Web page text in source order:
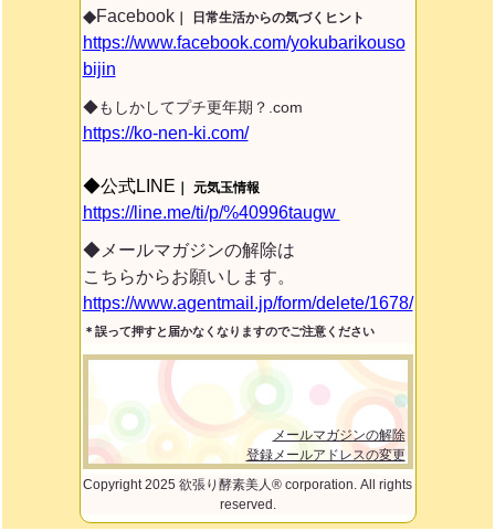
◆Facebook｜ 日常生活からの気づくヒント
https://www.facebook.com/yokubarikouso
bijin
◆もしかしてプチ更年期？.com
https://ko-nen-ki.com/
◆公式LINE ｜ 元気玉情報
https://line.me/ti/p/%40996taugw
◆メールマガジンの解除は
こちらからお願いします。
https://www.agentmail.jp/form/delete/1678/
＊誤って押すと届かなくなりますのでご注意ください
メールマガジンの解除
登録メールアドレスの変更
Copyright 2025 欲張り酵素美人® corporation. All rights
reserved.